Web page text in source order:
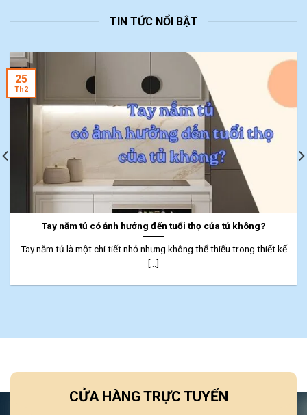
TIN TỨC NỔI BẬT
Tay nắm tủ có ảnh hưởng đến tuổi thọ của tủ không?
Tay nắm tủ là một chi tiết nhỏ nhưng không thể thiếu trong thiết kế
[...]
25
Th2
CỬA HÀNG TRỰC TUYẾN